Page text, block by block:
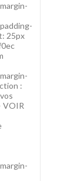
25px
:
VOIR